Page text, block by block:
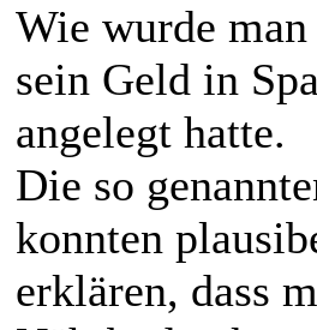
Wie wurde
sein Geld in
angelegt hatte.
Die so
konnten
erklären, dass